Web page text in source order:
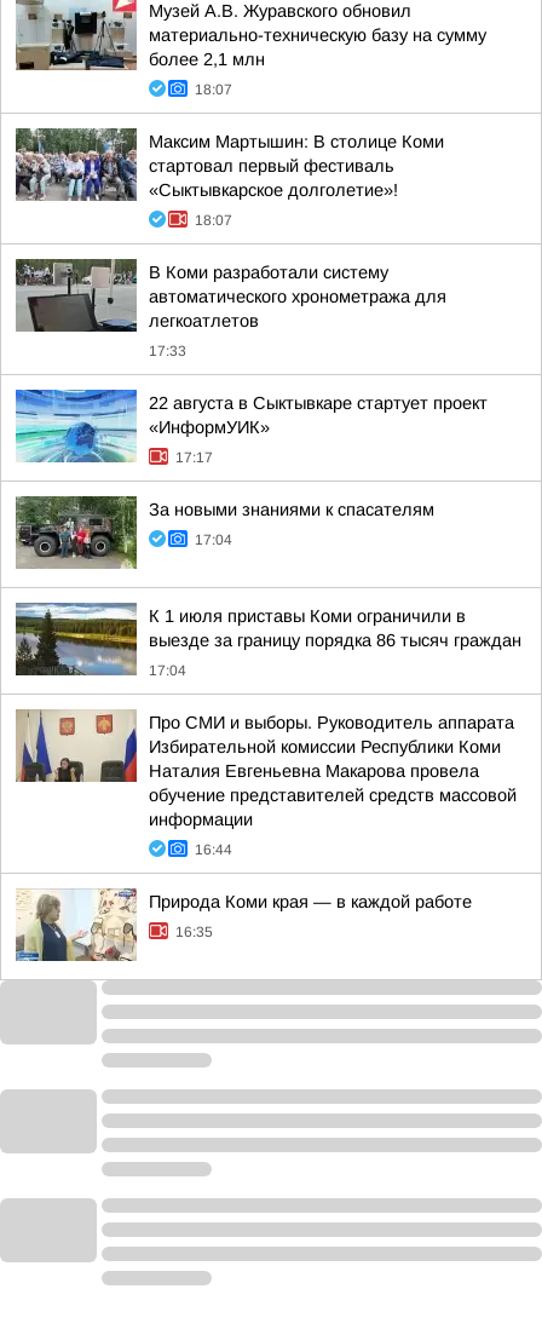
Музей А.В. Журавского обновил
материально-техническую базу на сумму
более 2,1 млн
18:07
Максим Мартышин: В столице Коми
стартовал первый фестиваль
«Сыктывкарское долголетие»!
18:07
В Коми разработали систему
автоматического хронометража для
легкоатлетов
17:33
22 августа в Сыктывкаре стартует проект
«ИнформУИК»
17:17
За новыми знаниями к спасателям
17:04
К 1 июля приставы Коми ограничили в
выезде за границу порядка 86 тысяч граждан
17:04
Про СМИ и выборы. Руководитель аппарата
Избирательной комиссии Республики Коми
Наталия Евгеньевна Макарова провела
обучение представителей средств массовой
информации
16:44
Природа Коми края — в каждой работе
16:35